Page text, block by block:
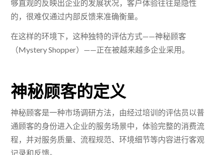
够直观的反映出企业的发展状况，客户体验往往是隐性
的，很难仅通过内部反馈来准确衡量。
在这样的环境下，这种独特的评估方式——神秘顾客
（Mystery Shopper）——正在被越来越多企业采用。
神秘顾客的定义
神秘顾客是一种市场调研方法，由经过培训的评估员以普
通顾客的身份进入企业的服务场景中，体验完整的消费流
程，并对服务质量、流程规范、环境细节等内容进行客观
记录和反馈。